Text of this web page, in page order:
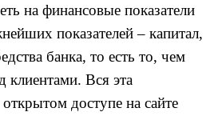
на финансовые показатели
показателей – капитал,
банка, то есть то, чем
клиентами. Вся эта
доступе на сайте